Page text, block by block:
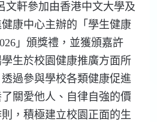
文軒參加由香港中文大學及
康中心主辦的「學生健康
」頒獎禮，並獲頒嘉許
生於校園健康推廣方面所
過參與學校各類健康促進
關愛他人、自律自強的價
，積極建立校園正面的生